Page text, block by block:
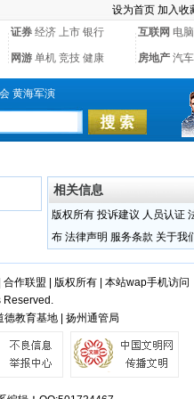
设为首页 加入收
证券 经济 上市 银行 互联网 电脑
网游 单机 竞技 健康 房地产 汽车
黄海军演
相关信息
版权所有 投诉建议 人员认证
布 法律声明 服务条款 关于我
合作联盟 版权所有| 本站wap手机访问
Reserved.
教育基地 | 扬州通管局